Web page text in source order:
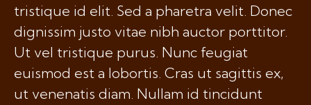
tristique id elit. Sed a pharetra velit. Donec
dignissim justo vitae nibh auctor porttitor.
Ut vel tristique purus. Nunc feugiat
euismod est a lobortis. Cras ut sagittis ex,
ut venenatis diam. Nullam id tincidunt